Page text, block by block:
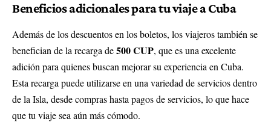
Beneficios adicionales para tu viaje a Cuba
Además de los descuentos en los boletos, los viajeros también se
benefician de la recarga de500 CUP, que es una excelente
adición para quienes buscan mejorar su experiencia en Cuba.
Esta recarga puede utilizarse en una variedad de servicios dentro
de la Isla, desde compras hasta pagos de servicios, lo que hace
que tu viaje sea aún más cómodo.